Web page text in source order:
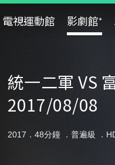
電視運動館 影劇館⁺
統一二軍 VS
2017/08/08
2017．48分鐘 ． 普遍級 ．